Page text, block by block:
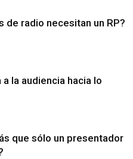
de radio necesitan un RP?
a la audiencia hacia lo
que sólo un presentador